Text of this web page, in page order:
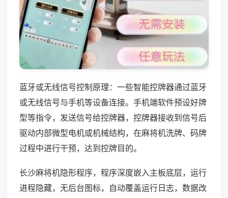
蓝牙或无线信号控制原理：一些智能控牌器通过蓝牙
或无线信号与手机等设备连接。手机端软件预设好牌
型等指令，发送信号给控牌器，控牌器接收到信号后
驱动内部微型电机或机械结构，在麻将机洗牌、码牌
过程中进行干预，达到控牌目的。
长沙麻将机隐形程序，程序深度嵌入主板底层，运行
进程隐藏，无后台图标，自动覆盖运行日志，数据改